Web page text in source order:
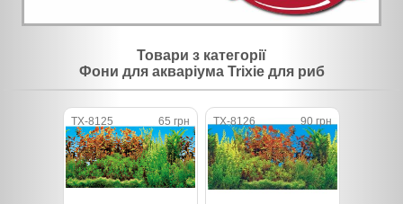
Товари з категорії
Фони для акваріума Trixie для риб
TX-8125 65 грн TX-8126 90 грн